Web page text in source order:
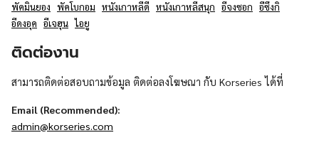
พัคมินยอง พัคโบกอม หนังเกาหลีดี หนังเกาหลีสนุก อีจงซอก อีซึงกิ
อีดงอุค อีเจฮุน ไอยู
ติดต่องาน
สามารถติดต่อสอบถามข้อมูล ติดต่อลงโฆษณา กับ Korseries ได้ที่
Email (Recommended):
admin@korseries.com